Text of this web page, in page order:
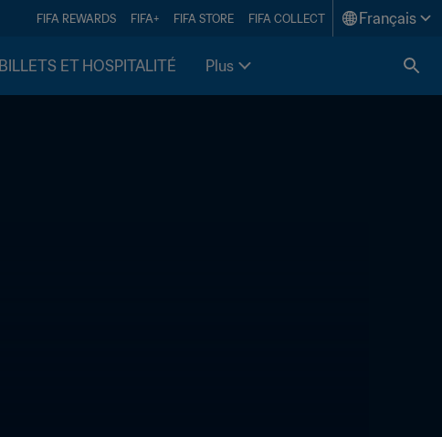
FIFA REWARDS FIFA+ FIFA STORE FIFA COLLECT Français
BILLETS ET HOSPITALITÉ Plus